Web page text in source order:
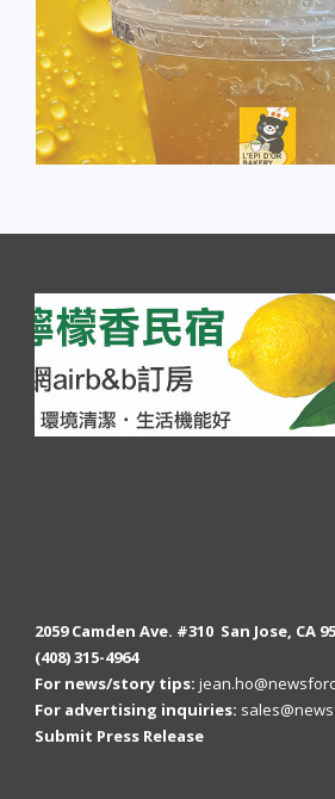
2059 Camden Ave. #310 San Jose, CA
(408) 315-4964
For news/story tips:
For advertising inquiries:
Submit Press Release